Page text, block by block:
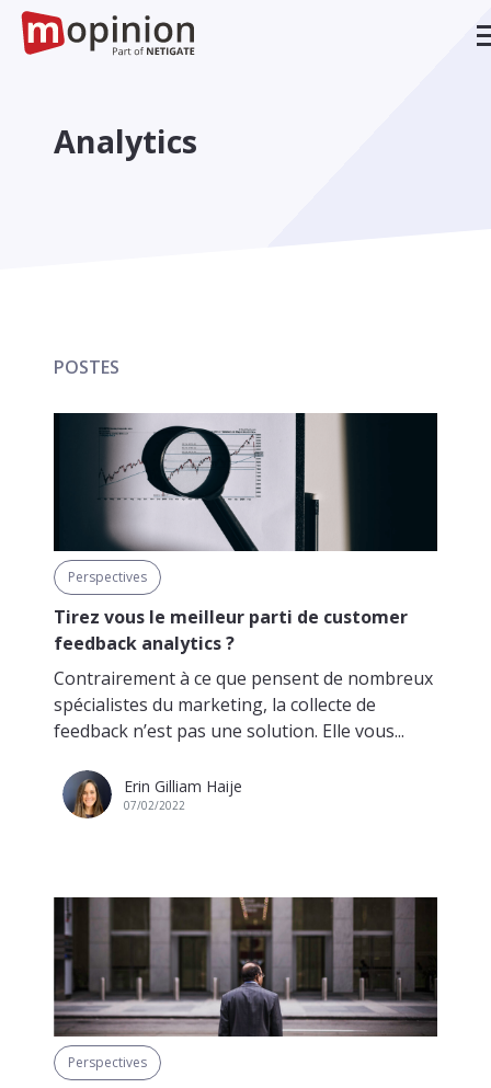
Analytics
POSTES
Perspectives
Tirez vous le meilleur parti de customer
feedback analytics ?
Contrairement à ce que pensent de nombreux
spécialistes du marketing, la collecte de
feedback n’est pas une solution. Elle vous...
Erin Gilliam Haije
07/02/2022
Perspectives